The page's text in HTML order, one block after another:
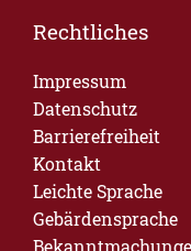
Rechtliches
Impressum
Datenschutz
Barrierefreiheit
Kontakt
Leichte Sprache
Gebärdensprache